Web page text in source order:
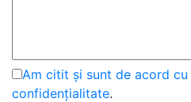
Am citit și sunt de acord
confidențialitate.